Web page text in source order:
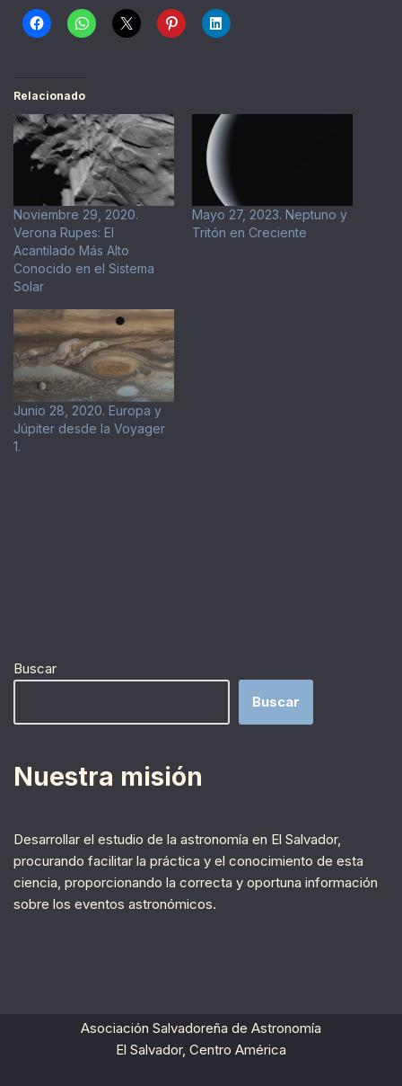
Relacionado
Noviembre 29, 2020.
Verona Rupes: El
Acantilado Más Alto
Conocido en el Sistema
Solar
Mayo 27, 2023. Neptuno y
Tritón en Creciente
Junio 28, 2020. Europa y
Júpiter desde la Voyager
1.
Buscar
Buscar
Nuestra misión
Desarrollar el estudio de la astronomía en El Salvador,
procurando facilitar la práctica y el conocimiento de esta
ciencia, proporcionando la correcta y oportuna información
sobre los eventos astronómicos.
Asociación Salvadoreña de Astronomía
El Salvador, Centro América